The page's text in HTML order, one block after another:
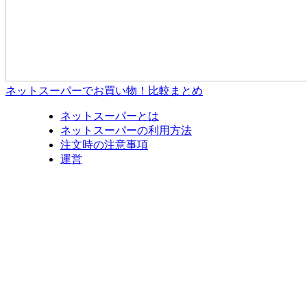
ネットスーパーでお買い物！比較まとめ
ネットスーパーとは
ネットスーパーの利用方法
注文時の注意事項
運営